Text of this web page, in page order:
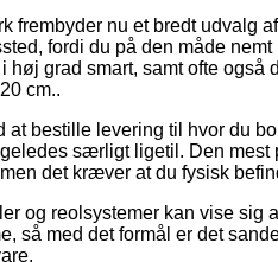
frembyder nu et bredt udvalg
fordi du på den måde
grad smart, samt ofte også
cm..
at bestille levering til hvor du
særligt ligetil. Den
det kræver at du fysisk
og reolsystemer kan vise sig
så med det formål er det